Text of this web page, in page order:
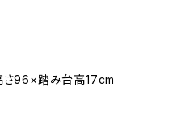
96×踏み台高17cm